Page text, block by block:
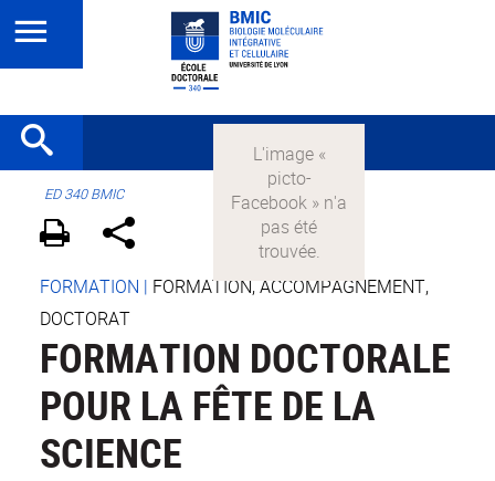
ED 340 BMIC
FORMATION | FORMATION, ACCOMPAGNEMENT,
DOCTORAT
FORMATION DOCTORALE
POUR LA FÊTE DE LA
SCIENCE